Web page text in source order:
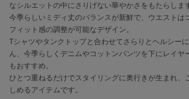
CONVERSE
コンバース
DANSKIN
ダンスキン
なシルエットの中にさりげない華やかさをもたらしま
今季らしいミディ丈のバランスが新鮮で、ウエストは
フィット感の調整が可能なデザイン。
Tシャツやタンクトップと合わせてさらりとヘルシー
ん、今季らしくデニムやコットンパンツを下にレイヤ
もおすすめ。
ひとつ重ねるだけでスタイリングに奥行きが生まれ、
しめるアイテムです。